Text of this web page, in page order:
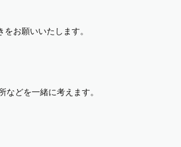
お願いいたします。
どを一緒に考えます。